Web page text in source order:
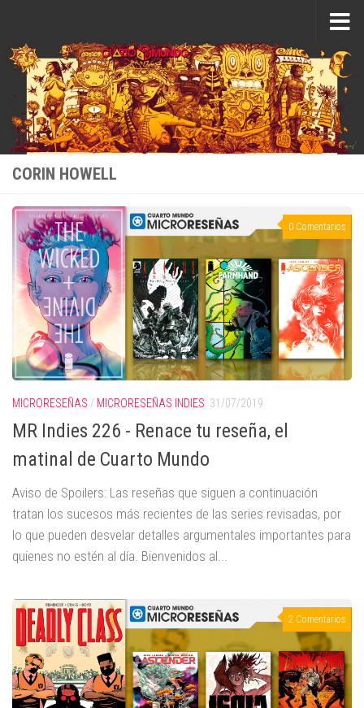
CORIN HOWELL
0 Comentarios
MICRORESEÑAS / MICRORESEÑAS INDIES 31/07/2019
MR Indies 226 - Renace tu reseña, el
matinal de Cuarto Mundo
Aviso de Spoilers: Las reseñas que siguen a continuación
tratan los sucesos más recientes de las series revisadas, por
lo que pueden desvelar detalles argumentales importantes para
quienes no estén al día. Bienvenidos al...
2 Comentarios